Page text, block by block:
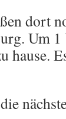
dort
Um
hause.